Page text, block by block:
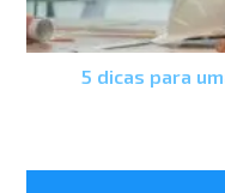
5 dicas para